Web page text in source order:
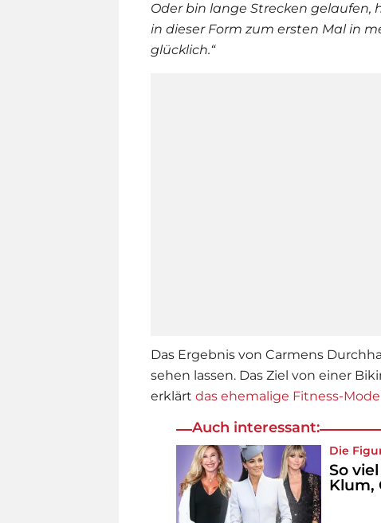
Oder bin lange Strecken gelaufen,
in dieser Form zum ersten Mal in
glücklich.“
Das Ergebnis von Carmens
sehen lassen. Das Ziel von einer
erklärt das ehemalige Fitness-
Auch interessant:
Die
So
Klum,